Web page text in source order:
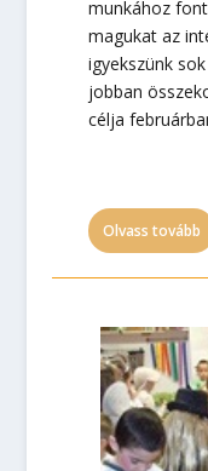
munkához
magukat az
igyekszünk
jobban
célja
Olvass tovább